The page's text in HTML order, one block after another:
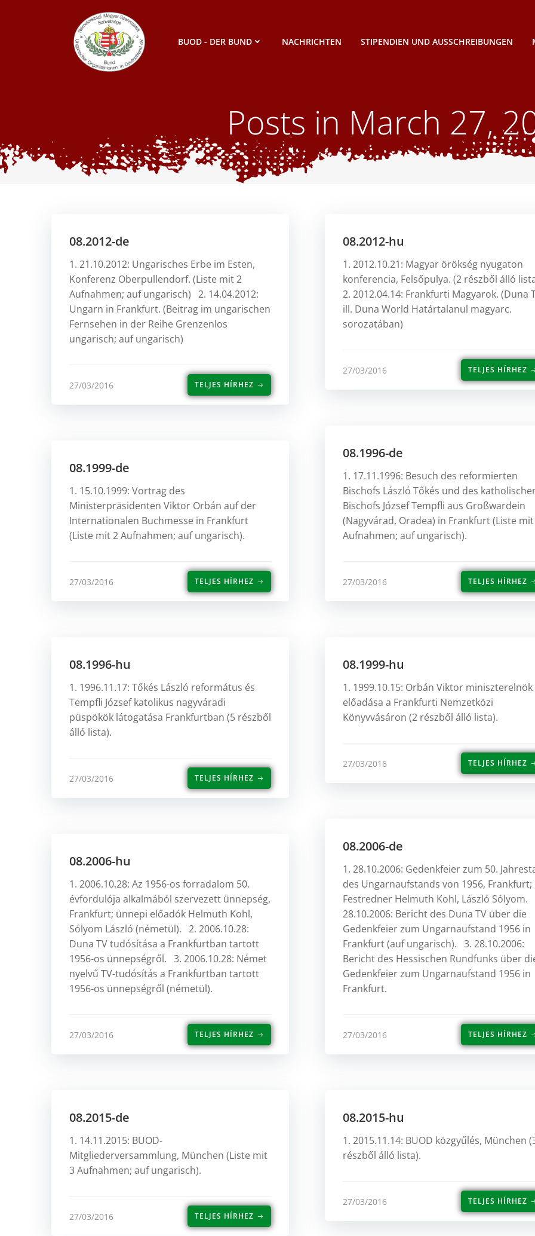
BUOD - DER BUND NACHRICHTEN STIPENDIEN UND AUSSCHREIBUNGEN
Posts in March 27,
08.2012-de
1. 21.10.2012: Ungarisches Erbe im Esten,
Konferenz Oberpullendorf. (Liste mit 2
Aufnahmen; auf ungarisch) 2. 14.04.2012:
Ungarn in Frankfurt. (Beitrag im ungarischen
Fernsehen in der Reihe Grenzenlos
ungarisch; auf ungarisch)
27/03/2016 TELJES HÍRHEZ
08.2012-hu
1. 2012.10.21: Magyar örökség nyugaton
konferencia, Felsőpulya. (2 részből álló
2. 2012.04.14: Frankfurti Magyarok. (Duna
ill. Duna World Határtalanul magyarc.
sorozatában)
27/03/2016 TELJES HÍRHEZ
08.1996-de
1. 17.11.1996: Besuch des reformierten
Bischofs László Tőkés und des
Bischofs József Tempfli aus Großwardein
(Nagyvárad, Oradea) in Frankfurt (Liste
Aufnahmen; auf ungarisch).
27/03/2016 TELJES HÍRHEZ
08.1999-de
1. 15.10.1999: Vortrag des
Ministerpräsidenten Viktor Orbán auf der
Internationalen Buchmesse in Frankfurt
(Liste mit 2 Aufnahmen; auf ungarisch).
27/03/2016 TELJES HÍRHEZ
08.1996-hu
1. 1996.11.17: Tőkés László református és
Tempfli József katolikus nagyváradi
püspökök látogatása Frankfurtban (5 részből
álló lista).
27/03/2016 TELJES HÍRHEZ
08.1999-hu
1. 1999.10.15: Orbán Viktor miniszterelnök
előadása a Frankfurti Nemzetközi
Könyvvásáron (2 részből álló lista).
27/03/2016 TELJES HÍRHEZ
08.2006-de
1. 28.10.2006: Gedenkfeier zum 50.
des Ungarnaufstands von 1956, Frankfurt;
Festredner Helmuth Kohl, László Sólyom.
28.10.2006: Bericht des Duna TV über die
Gedenkfeier zum Ungarnaufstand 1956 in
Frankfurt (auf ungarisch). 3. 28.10.2006:
Bericht des Hessischen Rundfunks über
Gedenkfeier zum Ungarnaufstand 1956 in
Frankfurt.
27/03/2016 TELJES HÍRHEZ
08.2006-hu
1. 2006.10.28: Az 1956-os forradalom 50.
évfordulója alkalmából szervezett ünnepség,
Frankfurt; ünnepi előadók Helmuth Kohl,
Sólyom László (németül). 2. 2006.10.28:
Duna TV tudósítása a Frankfurtban tartott
1956-os ünnepségről. 3. 2006.10.28: Német
nyelvű TV-tudósítás a Frankfurtban tartott
1956-os ünnepségről (németül).
27/03/2016 TELJES HÍRHEZ
08.2015-de
1. 14.11.2015: BUOD-
Mitgliederversammlung, München (Liste mit
3 Aufnahmen; auf ungarisch).
27/03/2016 TELJES HÍRHEZ
08.2015-hu
1. 2015.11.14: BUOD közgyűlés, München
részből álló lista).
27/03/2016 TELJES HÍRHEZ